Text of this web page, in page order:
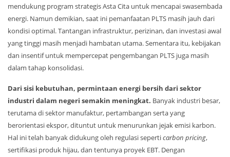
mendukung program strategis Asta Cita untuk mencapai swasembada
energi. Namun demikian, saat ini pemanfaatan PLTS masih jauh dari
kondisi optimal. Tantangan infrastruktur, perizinan, dan investasi awal
yang tinggi masih menjadi hambatan utama. Sementara itu, kebijakan
dan insentif untuk mempercepat pengembangan PLTS juga masih
dalam tahap konsolidasi.
Dari sisi kebutuhan, permintaan energi bersih dari sektor
industri dalam negeri semakin meningkat. Banyak industri besar,
terutama di sektor manufaktur, pertambangan serta yang
berorientasi ekspor, dituntut untuk menurunkan jejak emisi karbon.
Hal ini telah banyak didukung oleh regulasi seperticarbon pricing,
sertifikasi produk hijau, dan tentunya proyek EBT. Dengan